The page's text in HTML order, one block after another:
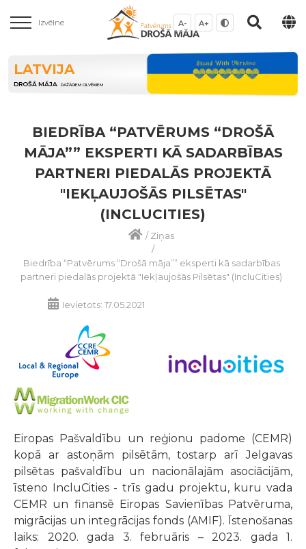
Izvēlne A- A+
LATVIJA
DROŠĀ MĀJA DAŽĀDIEM CILVĒKIEM
BIEDRĪBA “PATVĒRUMS “DROŠĀ
MĀJA”” EKSPERTI KĀ SADARBĪBAS
PARTNERI PIEDALĀS PROJEKTĀ
"IEKĻAUJOŠĀS PILSĒTAS"
(INCLUCITIES)
/Ziņas
/
Biedrība “Patvērums “Drošā māja”” eksperti kā sadarbības
partneri piedalās projektā "Iekļaujošās Pilsētas" (IncluCities)
Ievietots: 17.05.2021
Eiropas Pašvaldību un reģionu padome (CEMR)
kopā ar astoņām pilsētām, tostarp arī Jelgavas
pilsētas pašvaldību un nacionālajām asociācijām,
īsteno IncluCities - trīs gadu projektu, kuru vada
CEMR un finansē Eiropas Savienības Patvēruma,
migrācijas un integrācijas fonds (AMIF). Īstenošanas
laiks: 2020. gada 3. februāris – 2023. gada 1.